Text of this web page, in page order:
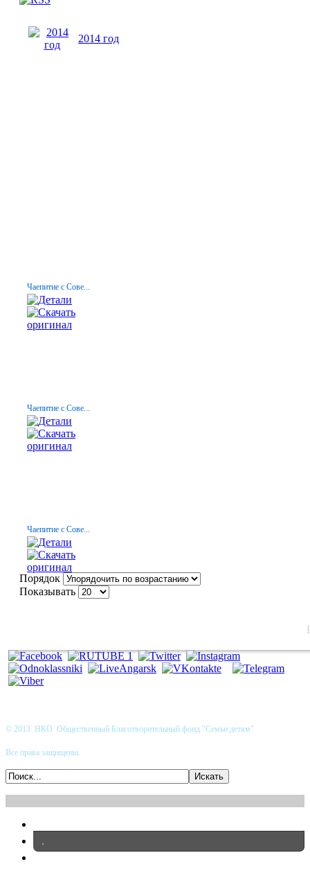
2014 год
Чаепитие с Сове...
Чаепитие с Сове...
Чаепитие с Сове...
Порядок
Показывать
© 2013 НКО Общественный Благотворительный фонд "Семьи детям"
Все права защищены.
.